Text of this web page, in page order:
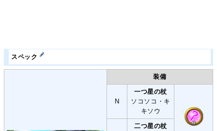
スペック
装備
N
一つ星の杖
ソコソコ・キ
キソウ
二つ星の杖